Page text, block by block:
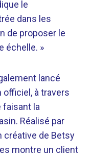
le
dans les
de proposer le
échelle. »
lancé
à travers
faisant la
Réalisé par
créative de Betsy
montre un client